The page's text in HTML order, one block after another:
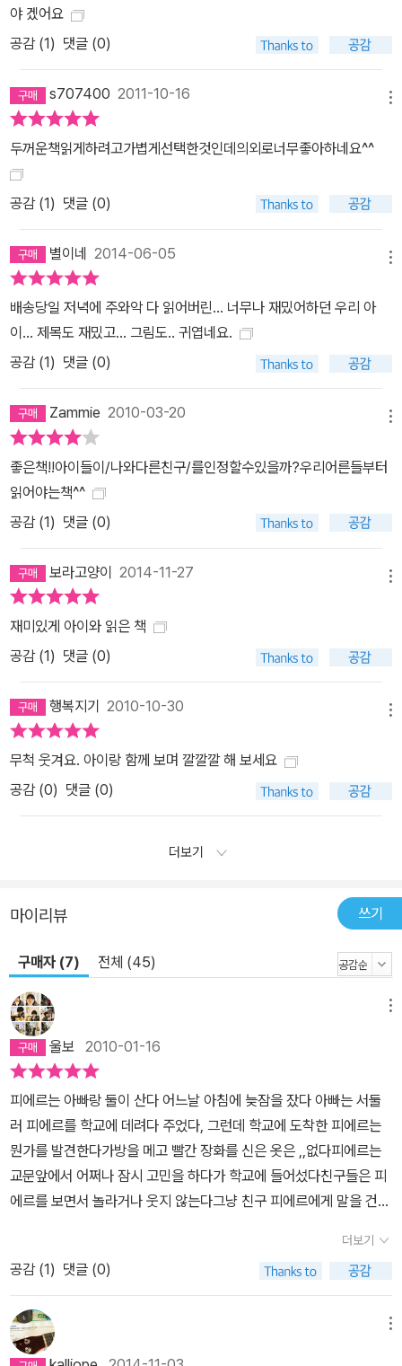
야 겠어요
공감 (1) 댓글 (0)
s707400 2011-10-16
두꺼운책읽게하려고가볍게선택한것인데의외로너무좋아하네요^^
공감 (1) 댓글 (0)
별이네 2014-06-05
배송당일 저녁에 주와악 다 읽어버린... 너무나 재밌어하던 우리 아
이... 제목도 재밌고... 그림도.. 귀엽네요.
공감 (1) 댓글 (0)
Zammie 2010-03-20
좋은책!!아이들이/나와다른친구/를인정할수있을까?우리어른들부터
읽어야는책^^
공감 (1) 댓글 (0)
보라고양이 2014-11-27
재미있게 아이와 읽은 책
공감 (1) 댓글 (0)
행복지기 2010-10-30
무척 웃겨요. 아이랑 함께 보며 깔깔깔 해 보세요
공감 (0) 댓글 (0)
더보기
마이리뷰 쓰기
구매자 (7) 전체 (45)
울보 2010-01-16
피에르는 아빠랑 둘이 산다 어느날 아침에 늦잠을 잤다 아빠는 서둘
러 피에르를 학교에 데려다 주었다, 그런데 학교에 도착한 피에르는
뭔가를 발견한다가방을 메고 빨간 장화를 신은 옷은 ,,없다피에르는
교문앞에서 어쩌나 잠시 고민을 하다가 학교에 들어섰다친구들은 피
에르를 보면서 놀라거나 웃지 않는다그냥 친구 피에르에게 말을 건다
듯 공부를 시작하신다피에르는 조금 벌쭘해서 좀 더 활발하게 그날의
공부를 한다친구들과 그림그리기도 하고, 앞에 나가서 발표도 더 열
심히 한다아무일도 없는것처럼 생활을 하지만 그래도 조금은 민망하
고 아이들이 관심이 부담스러워서 쉬는시간에 몰래 교실을 빠져나가
풀숲으로 간다그곳에서 피에르는 옆반 친구를 만나는데 옆반친구도
더보기
공감 (1) 댓글 (0)